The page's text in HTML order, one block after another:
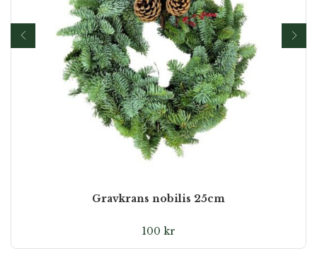
Gravkrans nobilis 25cm
100 kr